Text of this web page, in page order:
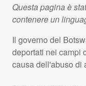
Questa pagina è
contenere un
Il governo del
deportati nei campi
causa dell'abuso di